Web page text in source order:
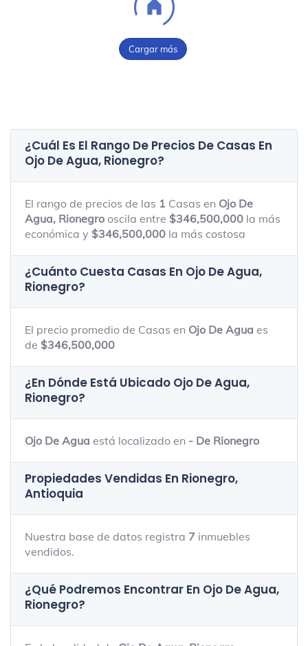
Cargar más
¿Cuál Es El Rango De Precios De Casas En
Ojo De Agua, Rionegro?
El rango de precios de las 1 Casas en Ojo De
Agua, Rionegro oscila entre $346,500,000 la más
económica y $346,500,000 la más costosa
¿Cuánto Cuesta Casas En Ojo De Agua,
Rionegro?
El precio promedio de Casas en Ojo De Agua es
de $346,500,000
¿En Dónde Está Ubicado Ojo De Agua,
Rionegro?
Ojo De Agua está localizado en - De Rionegro
Propiedades Vendidas En Rionegro,
Antioquia
Nuestra base de datos registra 7 inmuebles
vendidos.
¿Qué Podremos Encontrar En Ojo De Agua,
Rionegro?